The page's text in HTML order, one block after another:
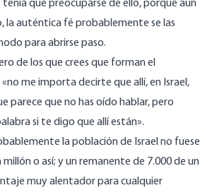
tenía que preocuparse de ello, porque aún
la auténtica fé probablemente se las
para abrirse paso.
de los que crees que forman el
«no me importa decirte que allí, en Israel,
parece que no has oído hablar, pero
si te digo que allí están».
la población de Israel no fuese
o así; y un remanente de 7.000 de un
muy alentador para cualquier